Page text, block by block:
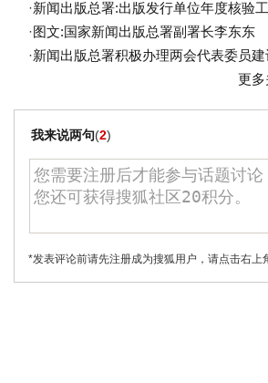
·新闻出版总署:出版发行单位年度核验
· 图文:国家新闻出版总署副署长李东东
·新闻出版总署积极办理两会代表委员建
更多
我来说两句(2)
*发表评论前请先注册成为搜狐用户，请点击右上